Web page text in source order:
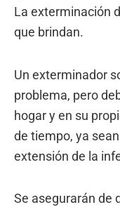
La exterminación
que brindan.
Un exterminador
problema, pero
hogar y en su
de tiempo, ya
extensión de la
Se asegurarán de